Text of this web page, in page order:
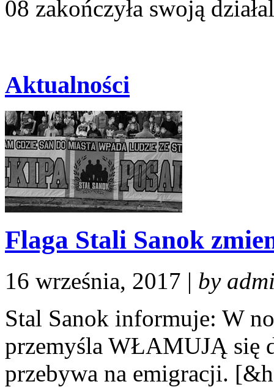
08 zakończyła swoją
Aktualności
Flaga Stali Sanok
16 września, 2017 | by
Stal Sanok informuje: W
przemyśla WŁAMUJĄ się
przebywa na emigracji.